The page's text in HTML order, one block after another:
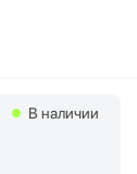
В наличии